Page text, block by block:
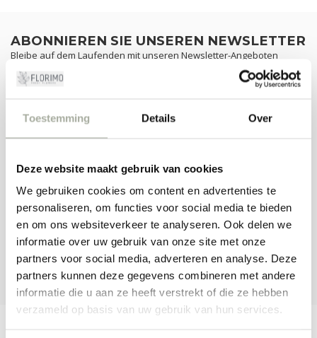
Toestemming Details Over
Deze website maakt gebruik van cookies
We gebruiken cookies om content en advertenties te
personaliseren, om functies voor social media te bieden
en om ons websiteverkeer te analyseren. Ook delen we
informatie over uw gebruik van onze site met onze
partners voor social media, adverteren en analyse. Deze
partners kunnen deze gegevens combineren met andere
informatie die u aan ze heeft verstrekt of die ze hebben
verzameld op basis van uw gebruik van hun services.
ZUSATZINFORMATION
besuchen Sie unsere Kundenservice-Seite. Hier finden Sie unsere
verschiedene Möglichkeiten, mit uns in Kontakt zu treten.
KUNDENDIENST
UNSERE GESCHÄFTE ANSEHEN
ABONNIEREN SIE UNSEREN NEWSLETTER
Bleibe auf dem Laufenden mit unseren Newsletter-Angeboten